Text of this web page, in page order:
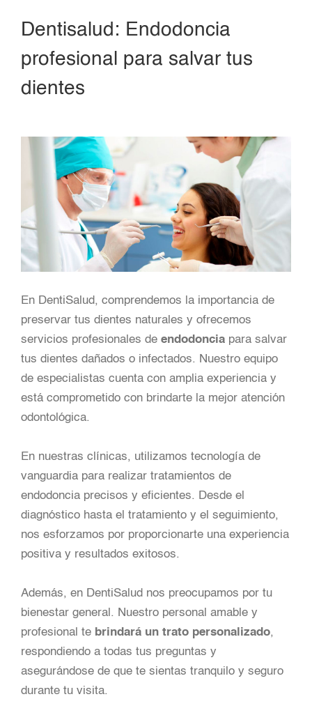
Dentisalud: Endodoncia
profesional para salvar tus
dientes
En DentiSalud, comprendemos la importancia de
preservar tus dientes naturales y ofrecemos
servicios profesionales de endodoncia para salvar
tus dientes dañados o infectados. Nuestro equipo
de especialistas cuenta con amplia experiencia y
está comprometido con brindarte la mejor atención
odontológica.
En nuestras clínicas, utilizamos tecnología de
vanguardia para realizar tratamientos de
endodoncia precisos y eficientes. Desde el
diagnóstico hasta el tratamiento y el seguimiento,
nos esforzamos por proporcionarte una experiencia
positiva y resultados exitosos.
Además, en DentiSalud nos preocupamos por tu
bienestar general. Nuestro personal amable y
profesional te brindará un trato personalizado,
respondiendo a todas tus preguntas y
asegurándose de que te sientas tranquilo y seguro
durante tu visita.